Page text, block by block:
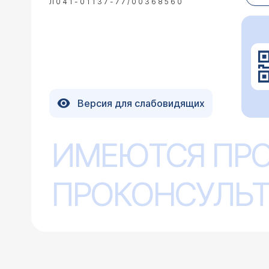
Версия для слабовидящих
ИМЕЮТСЯ